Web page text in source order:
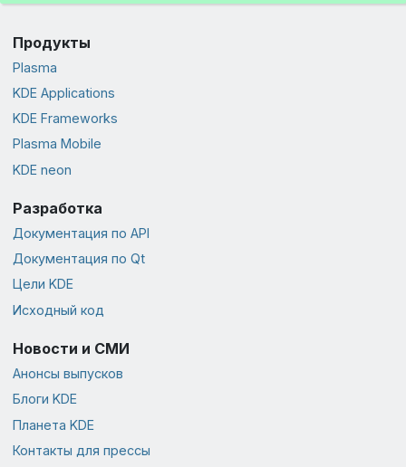
Продукты
Plasma
KDE Applications
KDE Frameworks
Plasma Mobile
KDE neon
Разработка
Документация по API
Документация по Qt
Цели KDE
Исходный код
Новости и СМИ
Анонсы выпусков
Блоги KDE
Планета KDE
Контакты для прессы